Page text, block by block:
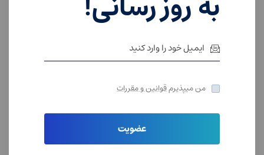
من میپذیرمقوانین و مقررات
عضویت